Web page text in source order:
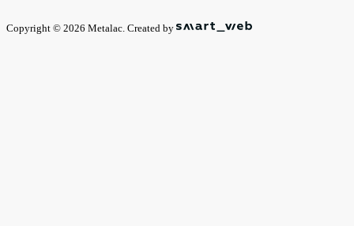
Copyright © 2026 Metalac. Created by